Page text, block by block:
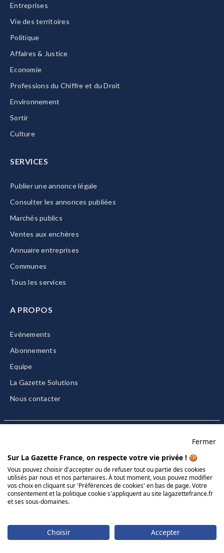
Entreprises
Vie des territoires
Politique
Affaires & Justice
Economie
Professions du Chiffre et du Droit
Environnement
Sortir
Culture
SERVICES
Publier une annonce légale
Consulter les annonces publiées
Marchés publics
Ventes aux enchères
Annuaire entreprises
Communes
Tous les services
A PROPOS
Evénements
Abonnements
Equipe
La Gazette Solutions
Nous contacter
CGU/CGV
Données personnelles
Charte sur les cookies
© 2026 La Gazette France
Fermer
Sur La Gazette France, on respecte votre vie privée ! 🍪
Vous pouvez choisir d'accepter ou de refuser tout ou partie des cookies
utilisés par nous et nos partenaires. À tout moment, vous pouvez modifier
vos choix en cliquant sur 'Préférences de cookies' en bas de page. Votre
consentement et la politique cookie s'appliquent au site lagazettefrance.fr
et ses sous-domaines.
Choisir Accepter